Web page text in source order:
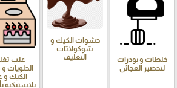
خلطات و بودرات
لتحضير العجائن
حشوات الكيك و
شوكولاتات
التغليف
علب
الحلويات
الكيك و
بلاستيكية